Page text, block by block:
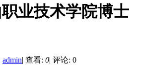
业技术学院博士
admin| 查看: 0| 评论: 0